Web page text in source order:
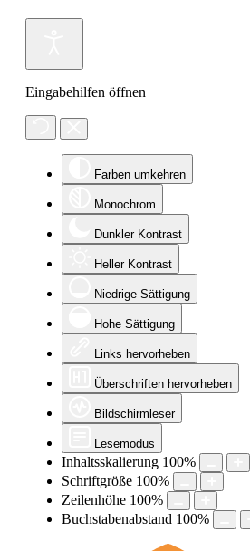
Eingabehilfen öffnen
Farben umkehren
Monochrom
Dunkler Kontrast
Heller Kontrast
Niedrige Sättigung
Hohe Sättigung
Links hervorheben
Überschriften hervorheben
Bildschirmleser
Lesemodus
Inhaltsskalierung 100%
Schriftgröße 100%
Zeilenhöhe 100%
Buchstabenabstand 100%